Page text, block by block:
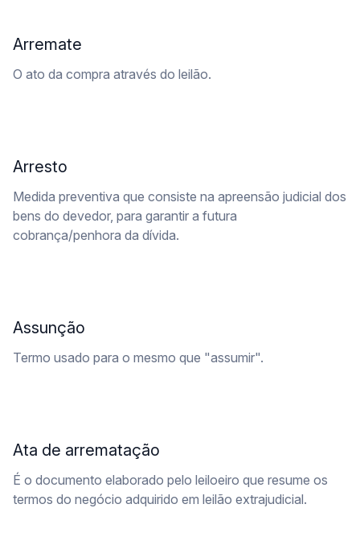
Arremate
O ato da compra através do leilão.
Arresto
Medida preventiva que consiste na apreensão judicial dos
bens do devedor, para garantir a futura
cobrança/penhora da dívida.
Assunção
Termo usado para o mesmo que "assumir".
Ata de arrematação
É o documento elaborado pelo leiloeiro que resume os
termos do negócio adquirido em leilão extrajudicial.